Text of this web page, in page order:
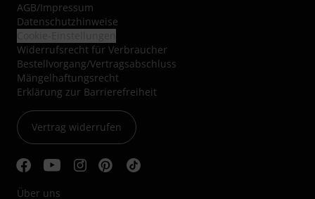
AGB/Impressum
Datenschutzhinweise
Widerrufsrecht für Verbraucher
Bestellvorgang/Vertragsabschluss
Mängelhaftungsrecht
Erklärung zur Barrierefreiheit
Vertrag widerrufen
Über uns